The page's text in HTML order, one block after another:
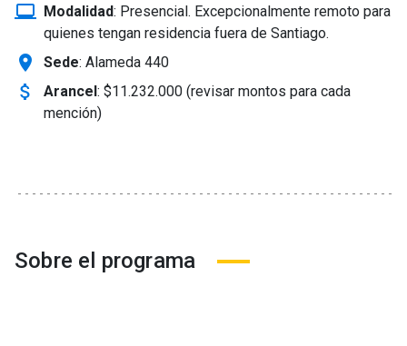
laptop_windows Modalidad: Presencial. Excepcionalmente remoto para
quienes tengan residencia fuera de Santiago.
location_on Sede: Alameda 440
attach_money Arancel: $11.232.000 (revisar montos para cada
mención)
Sobre el programa